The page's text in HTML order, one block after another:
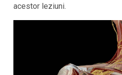
acestor leziuni.